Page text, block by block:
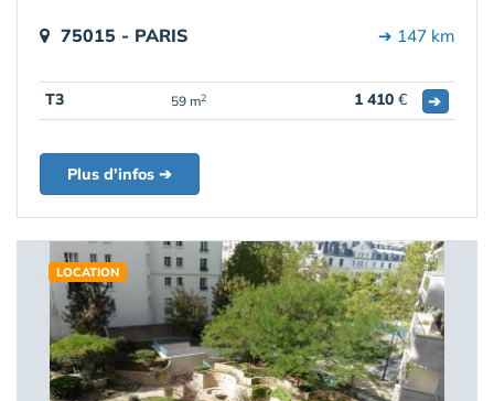
75015 - PARIS ➔ 147 km
T3 59 m2 1 410 € ➔
Plus d'infos ➔
LOCATION